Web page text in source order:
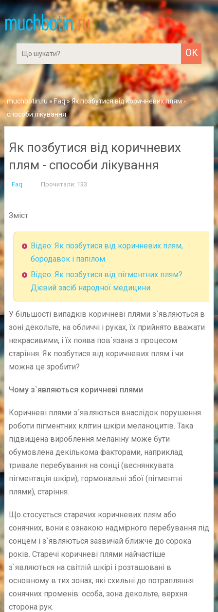
muchbotin.ru»Faq» Як позбутися від коричневих плям -
способи лікування
Як позбутися від коричневих
плям - способи лікування
Faq Прочитали: 133
Зміст
Відео: Як позбутися від коричневих плям,
бородавок і папілом.
Відео: Як позбутися від пігментних плям?
Дієвий засіб народної медицини.
У більшості випадків коричневі плями з`являються в
зоні декольте, на обличчі і руках, їх прийнято вважати
некрасивими, і їх поява пов`язана з процесом
старіння. Як позбутися від коричневих плям і чи
можна це зробити?
Чому з`являються коричневі плями
Коричневі плями з`являються внаслідок порушення
роботи пігментних клітин шкіри меланоцитів. Така
підвищена вироблення меланіну може бути
обумовлена декількома факторами, наприклад
тривале перебування на сонці (веснянкувата
пігментація шкіри), гормональні збої (пігментні
плями), старіння.
Що стосується старечих коричневих плям або
сонячних, вони є ознакою надмірного перебування під
сонцем і з`являються зазвичай ближче до сорока
років. Старечі коричневі плями найчастіше
з`являються на світлій шкірі і розташовані в
основному в тих зонах, які схильні до потрапляння
сонячних променів: особа, зона декольте, верхня
сторона рук.